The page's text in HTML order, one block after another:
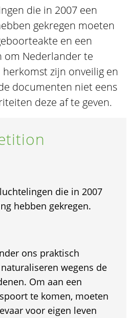
die in 2007 een
gekregen moeten
en een
om Nederlander te
zijn onveilig en
documenten niet eens
deze af te geven.
die in 2007
hebben gekregen.
ons praktisch
wegens de
Om aan een
te komen, moeten
voor eigen leven